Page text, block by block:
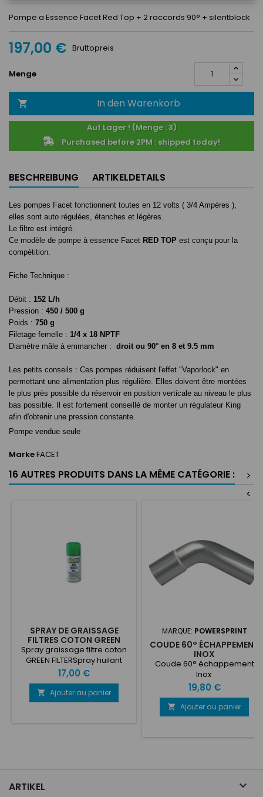
Pompe a Essence Facet Red Top + 2 raccords 90° + silentblock
197,00 € Bruttopreis
Menge
 In den Warenkorb
Auf Lager ! (Menge : 3)
Purchased before 2PM : shipped today!
BESCHREIBUNG ARTIKELDETAILS
Les pompes Facet fonctionnent toutes en 12 volts ( 3/4 Ampères ),
elles sont auto régulées, étanches et légères.
Le filtre est intégré.
Ce modèle de pompe à essence Facet RED TOP est conçu pour la
compétition.
Fiche Technique :
Débit : 152 L/h
Pression : 450 / 500 g
Poids : 750 g
Filetage femelle : 1/4 x 18 NPTF
Diamètre mâle à emmancher : droit ou 90° en 8 et 9.5 mm
Les petits conseils : Ces pompes réduisent l'effet "Vaporlock" en
permettant une alimentation plus régulière. Elles doivent être montées
le plus près possible du réservoir en position verticale au niveau le plus
bas possible. Il est fortement conseillé de monter un régulateur King
afin d'obtenir une pression constante.
Pompe vendue seule
MarkeFACET
16 AUTRES PRODUITS DANS LA MÊME CATÉGORIE :
>
<
SPRAY DE GRAISSAGE
FILTRES COTON GREEN
FILTER SPRAY
Spray graissage filtre coton
GREEN FILTERSpray huilant
pour filtres coton. Ce spray
permet de graisser les filtre
GREEN FILTER apres le lavage
pour lui rendre ses propriétés
Prix
17,00 €
 Ajouter au panier
MARQUE: POWERSPRINT
COUDE 60° ÉCHAPPEMENT
INOX
Coude 60° échappement
Inox
Prix
19,80 €
 Ajouter au panier
ARTIKEL 